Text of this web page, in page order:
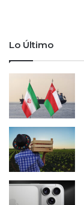
Lo Último